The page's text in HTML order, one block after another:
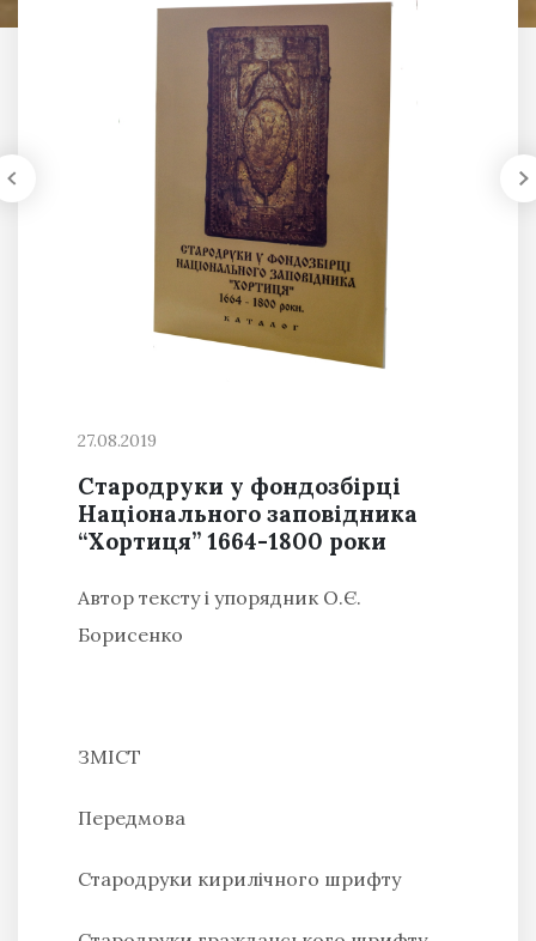
27.08.2019
Стародруки у фондозбірці
Національного заповідника
“Хортиця” 1664-1800 роки
Автор тексту і упорядник О.Є.
Борисенко
ЗМІСТ
Передмова
Стародруки кирилічного шрифту